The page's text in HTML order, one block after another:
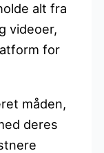
alt fra
videoer,
for
måden,
deres